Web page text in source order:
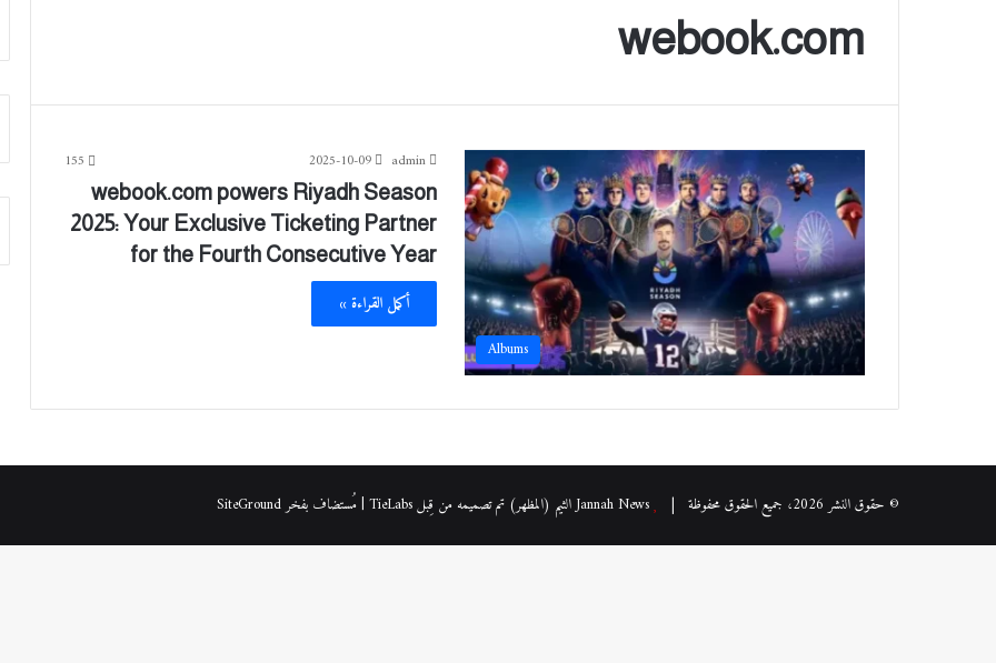
webook.com
Albums
admin
2025-10-09
155
webook.com powers Riyadh Season
2025: Your Exclusive Ticketing Partner
for the Fourth Consecutive Year
أكمل القراءة »
© حقوق النشر 2026، جميع الحقوق محفوظة | Jannah News الثيم (المظهر) تم تصميمه من قِبل TieLabs | مُستضاف بفخرSiteGround